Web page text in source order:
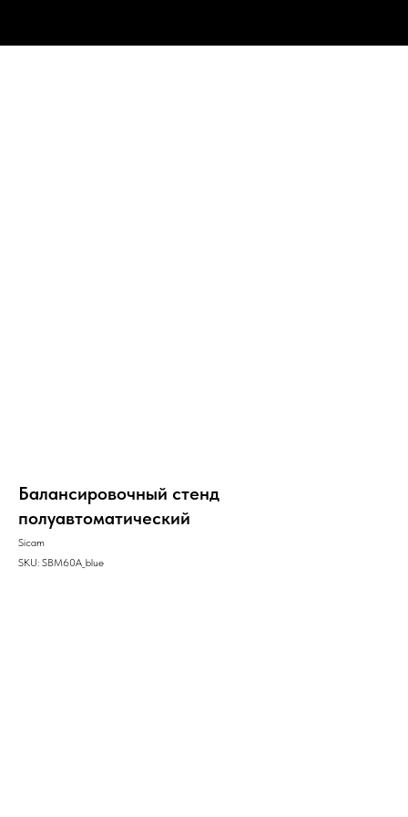
Балансировочный стенд
полуавтоматический
Sicam
SKU: SBM60A_blue